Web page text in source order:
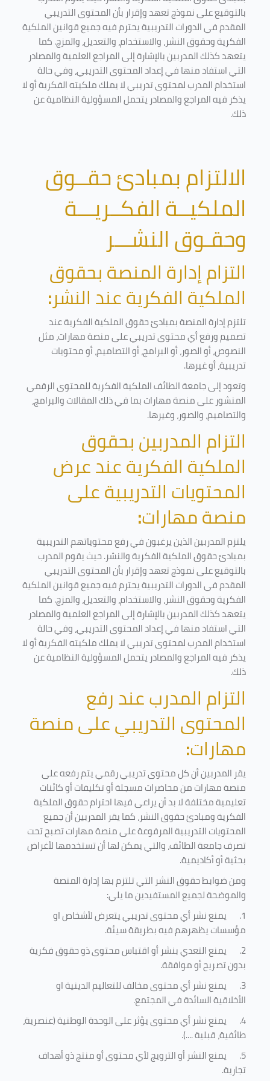
بالتوقيع على نموذج تعهد وإقرار بأن المحتوى التدريبي
المقدم في الدورات التدريبية يحترم فيه جميع قوانين الملكية
الفكرية وحقوق النشر، والاستخدام، والتعديل، والمزج. كما
يتعهد كذلك المدربين بالإشارة إلى المراجع العلمية والمصادر
التي استفاد منها في إعداد المحتوى التدريبي، وفي حالة
استخدام المدرب لمحتوى تدريبي لا يملك ملكيته الفكرية أو لا
يذكر فيه المراجع والمصادر يتحمل المسؤولية النظامية عن
ذلك.
الالتزام بمبادئ حقــوق
الملكيــة الفكــريـــة
وحقـوق النشـــر
التزام إدارة المنصة بحقوق
الملكية الفكرية عند النشر:
تلتزم إدارة المنصة بمبادئ حقوق الملكية الفكرية عند
تصميم ورفع أي محتوى تدريبي على منصة مهارات، مثل
النصوص، أو الصور، أو البرامج، أو التصاميم، أو محتويات
تدريبية، أو غيرها.
وتعود إلى جامعة الطائف الملكية الفكرية للمحتوى الرقمي
المنشور على منصة مهارات بما في ذلك المقالات والبرامج،
والتصاميم، والصور، وغيرها.
التزام المدربين بحقوق
الملكية الفكرية عند عرض
المحتويات التدريبية على
منصة مهارات:
يلتزم المدربين الذين يرغبون في رفع محتوياتهم التدريبية
بمبادئ حقوق الملكية الفكرية والنشر. حيث يقوم المدرب
بالتوقيع على نموذج تعهد وإقرار بأن المحتوى التدريبي
المقدم في الدورات التدريبية يحترم فيه جميع قوانين الملكية
الفكرية وحقوق النشر، والاستخدام، والتعديل، والمزج. كما
يتعهد كذلك المدربين بالإشارة إلى المراجع العلمية والمصادر
التي استفاد منها في إعداد المحتوى التدريبي، وفي حالة
استخدام المدرب لمحتوى تدريبي لا يملك ملكيته الفكرية أو لا
يذكر فيه المراجع والمصادر يتحمل المسؤولية النظامية عن
ذلك.
التزام المدرب عند رفع
المحتوى التدريبي على منصة
مهارات:
يقر المدربين أن كل محتوى تدريبي رقمي يتم رفعه على
منصة مهارات من محاضرات مسجلة أو تكليفات أو كائنات
تعليمية مختلفة لا بد أن يراعى فيها احترام حقوق الملكية
الفكرية ومبادئ حقوق النشر، كما يقر المدربين أن جميع
المحتويات التدريبية المرفوعة على منصة مهارات تصبح تحت
تصرف جامعة الطائف، والتي يمكن لها أن تستخدمها لأغراض
بحثية أو أكاديمية.
ومن ضوابط حقوق النشر التي تلتزم بها إدارة المنصة
والموضحة لجميع المستفيدين ما يلي:
1.
يمنع نشر أي محتوى تدريبي يتعرض لأشخاص او
مؤسسات يظهرهم فيه بطريقة سيئة.
2.
يمنع التعدي بنشر أو اقتباس محتوى ذو حقوق فكرية
بدون تصريح أو موافقة.
3.
يمنع نشر أي محتوى مخالف للتعاليم الدينية او
الأخلاقية السائدة في المجتمع.
4.
يمنع نشر أي محتوى يؤثر على الوحدة الوطنية (عنصرية،
طائفية، قبلية ....).
5.
يمنع النشر أو الترويج لأي محتوى أو منتج ذو أهداف
تجارية.